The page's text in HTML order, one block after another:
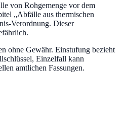
von Rohgemenge vor dem
„Abfälle aus thermischen
Verordnung. Dieser
ohne Gewähr. Einstufung bezieht
Einzelfall kann
amtlichen Fassungen.